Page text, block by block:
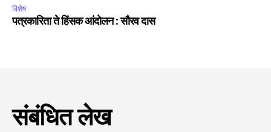
विशेष
पत्रकारिता ते हिंसक आंदोलन : सौरव दास
संबंधित लेख